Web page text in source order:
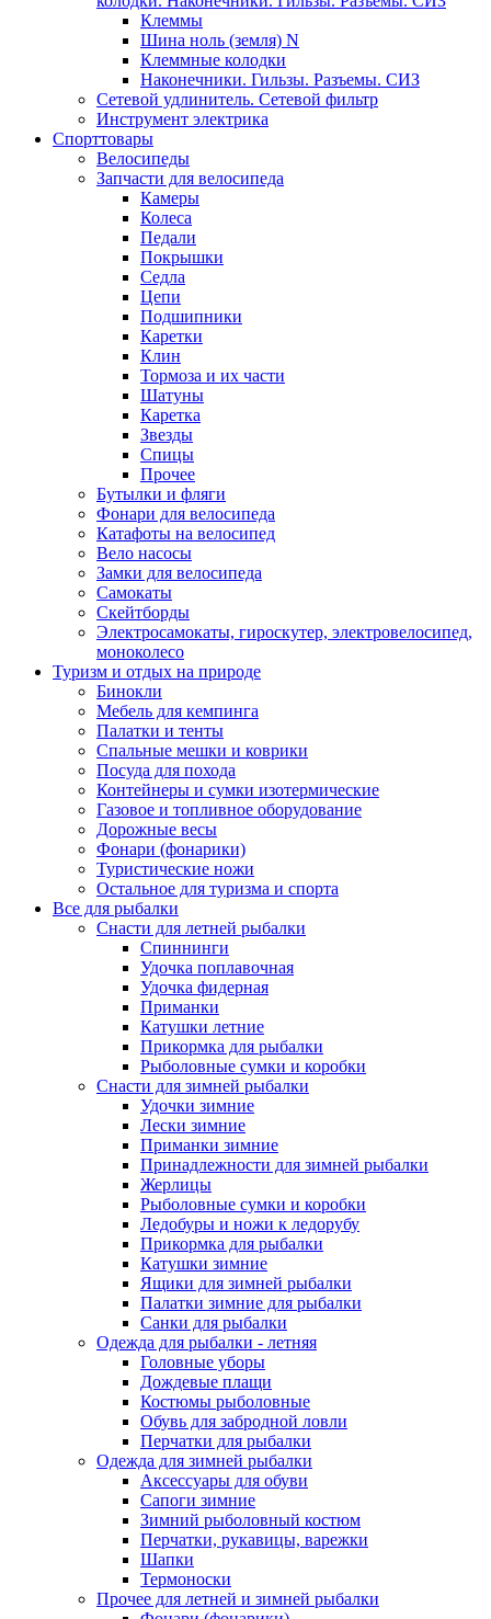
Клеммы
Шина ноль (земля) N
Клеммные колодки
Наконечники. Гильзы. Разъемы. СИЗ
Сетевой удлинитель. Сетевой фильтр
Инструмент электрика
Спорттовары
Велосипеды
Запчасти для велосипеда
Камеры
Колеса
Педали
Покрышки
Седла
Цепи
Подшипники
Каретки
Клин
Тормоза и их части
Шатуны
Каретка
Звезды
Спицы
Прочее
Бутылки и фляги
Фонари для велосипеда
Катафоты на велосипед
Вело насосы
Замки для велосипеда
Самокаты
Скейтборды
Электросамокаты, гироскутер, электровелосипед,
моноколесо
Туризм и отдых на природе
Бинокли
Мебель для кемпинга
Палатки и тенты
Спальные мешки и коврики
Посуда для похода
Контейнеры и сумки изотермические
Газовое и топливное оборудование
Дорожные весы
Фонари (фонарики)
Туристические ножи
Остальное для туризма и спорта
Все для рыбалки
Снасти для летней рыбалки
Спиннинги
Удочка поплавочная
Удочка фидерная
Приманки
Катушки летние
Прикормка для рыбалки
Рыболовные сумки и коробки
Снасти для зимней рыбалки
Удочки зимние
Лески зимние
Приманки зимние
Принадлежности для зимней рыбалки
Жерлицы
Рыболовные сумки и коробки
Ледобуры и ножи к ледорубу
Прикормка для рыбалки
Катушки зимние
Ящики для зимней рыбалки
Палатки зимние для рыбалки
Санки для рыбалки
Одежда для рыбалки - летняя
Головные уборы
Дождевые плащи
Костюмы рыболовные
Обувь для забродной ловли
Перчатки для рыбалки
Одежда для зимней рыбалки
Аксессуары для обуви
Сапоги зимние
Зимний рыболовный костюм
Перчатки, рукавицы, варежки
Шапки
Термоноски
Прочее для летней и зимней рыбалки